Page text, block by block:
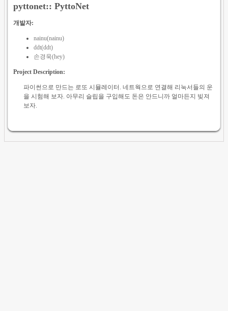
pyttonet:: PyttoNet
개발자:
nainu(nainu)
ddt(ddt)
손경욱(hey)
Project Description:
파이썬으로 만드는 로또 시뮬레이터. 네트웍으로 연결해 리눅서들의 운
을 시험해 보자. 아무리 슬립을 구입해도 돈은 안드니까 얼마든지 빚져
보자.